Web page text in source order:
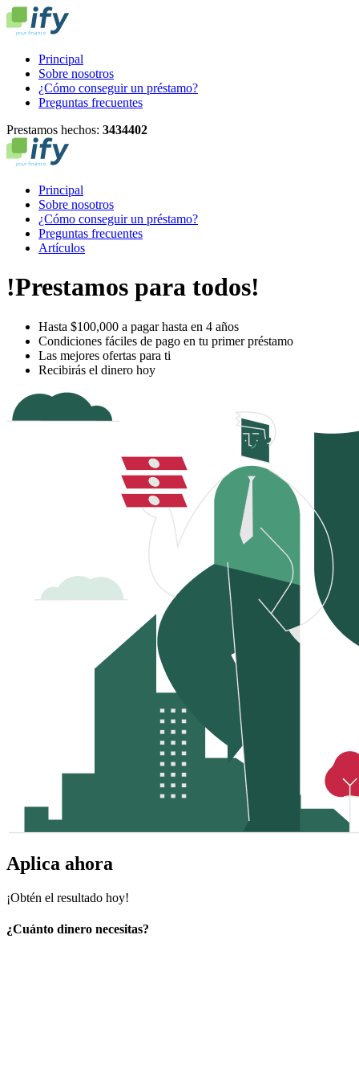
Principal
Sobre nosotros
¿Cómo conseguir un préstamo?
Preguntas frecuentes
Prestamos hechos: 3434402
Principal
Sobre nosotros
¿Cómo conseguir un préstamo?
Preguntas frecuentes
Artículos
!Prestamos para todos!
Hasta $100,000 a pagar hasta en 4 años
Condiciones fáciles de pago en tu primer préstamo
Las mejores ofertas para ti
Recibirás el dinero hoy
Aplica ahora
¡Obtén el resultado hoy!
¿Cuánto dinero necesitas?